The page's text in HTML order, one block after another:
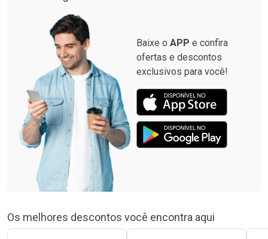
Baixe o APP e confira
ofertas e descontos
exclusivos para você!
Os melhores descontos você encontra aqui